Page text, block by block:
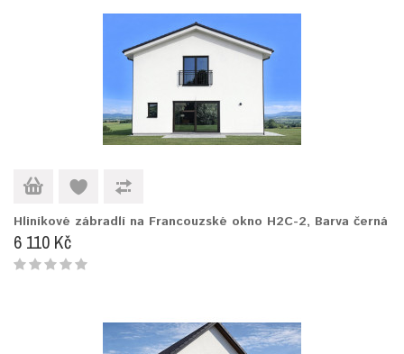
Hliníkové zábradlí na Francouzské okno H2C-2, Barva černá
6 110 Kč